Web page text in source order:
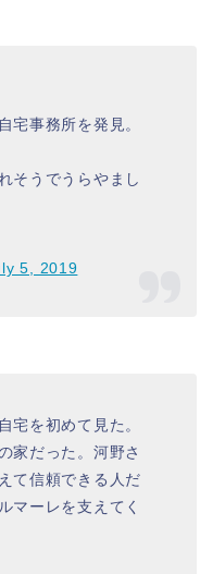
宅事務所を発見。
そうでうらやまし
5, 2019
宅を初めて見た。
家だった。河野さ
て信頼できる人だ
マーレを支えてく